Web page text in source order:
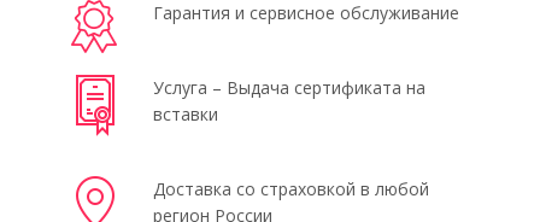
Гарантия и сервисное обслуживание
Услуга – Выдача сертификата на
вставки
Доставка со страховкой в любой
регион России